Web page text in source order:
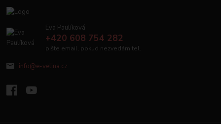
Eva Paulíková
+420 608 754 282
pište email, pokud nezvedám tel.
info@e-velina.cz